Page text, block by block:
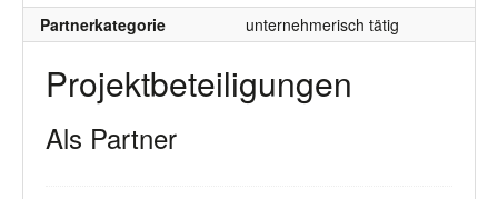
Partnerkategorie unternehmerisch tätig
Projektbeteiligungen
Als Partner